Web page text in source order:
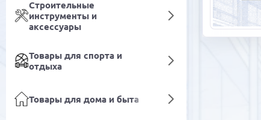
Строительные
инструменты и
аксессуары
Товары для спорта и
отдыха
Товары для дома и быта